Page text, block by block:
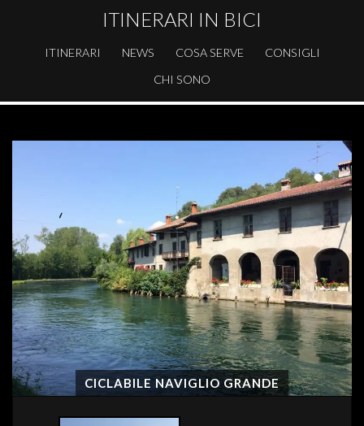
ITINERARI IN BICI
ITINERARI NEWS COSA SERVE
CONSIGLI
CHI SONO
CICLABILE NAVIGLIO GRANDE